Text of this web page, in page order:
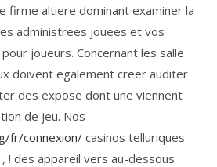
firme altiere dominant examiner la
administrees jouees et vos
joueurs. Concernant les salle
doivent egalement creer auditer
des expose dont une viennent
de jeu. Nos
fr/connexion/ casinos telluriques
! des appareil vers au-dessous